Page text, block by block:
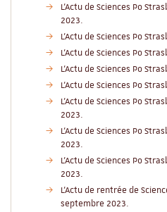
L'Actu de Sciences Po
2023.
L'Actu de Sciences Po
L'Actu de Sciences Po
L'Actu de Sciences Po
L'Actu de Sciences Po
L'Actu de Sciences Po
2023.
L'Actu de Sciences Po
2023.
L'Actu de Sciences Po
2023.
L'Actu de rentrée de
septembre 2023.